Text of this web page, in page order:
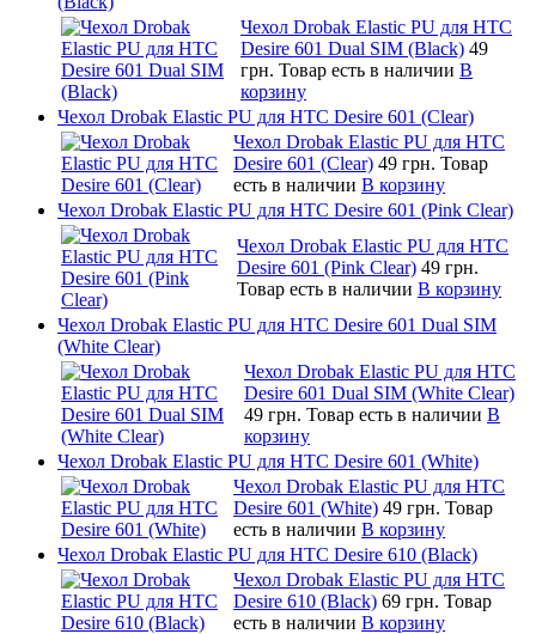
Чехол Drobak Elastic PU для HTC
Desire 601 Dual SIM (Black) 49
грн. Товар есть в наличии В
корзину
Чехол Drobak Elastic PU для HTC Desire 601 (Clear)
Чехол Drobak Elastic PU для HTC
Desire 601 (Clear) 49 грн. Товар
есть в наличии В корзину
Чехол Drobak Elastic PU для HTC Desire 601 (Pink Clear)
Чехол Drobak Elastic PU для HTC
Desire 601 (Pink Clear) 49 грн.
Товар есть в наличии В корзину
Чехол Drobak Elastic PU для HTC Desire 601 Dual SIM
(White Clear)
Чехол Drobak Elastic PU для HTC
Desire 601 Dual SIM (White Clear)
49 грн. Товар есть в наличии В
корзину
Чехол Drobak Elastic PU для HTC Desire 601 (White)
Чехол Drobak Elastic PU для HTC
Desire 601 (White) 49 грн. Товар
есть в наличии В корзину
Чехол Drobak Elastic PU для HTC Desire 610 (Black)
Чехол Drobak Elastic PU для HTC
Desire 610 (Black) 69 грн. Товар
есть в наличии В корзину